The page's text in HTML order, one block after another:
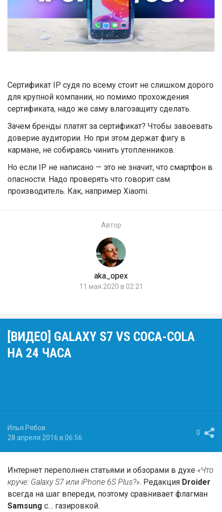
Сертификат IP судя по всему стоит не слишком дорого
для крупной компании, но помимо прохождения
сертификата, надо же саму влагозащиту сделать.
Зачем бренды платят за сертификат? Чтобы завоевать
доверие аудитории. Но при этом держат фигу в
кармане, не собираясь чинить утопленников.
Но если IP не написано — это не значит, что смартфон в
опасности. Надо проверять что говорит сам
производитель. Как, например Xiaomi.
Автор
aka_opex
11 мая 2020 в 02:21
[ВИДЕО] GALAXY S7 VS COCA-COLA
НА 24 ЧАСА
Илья Рябов
28 апреля 2016 в 06:56
0
Интернет переполнен статьями и обзорами в духе «Что
круче: Galaxy S7 или iPhone 6S Plus?». Редакция Droider
всегда на шаг впереди, поэтому сравнивает флагман
Samsung с… газировкой.